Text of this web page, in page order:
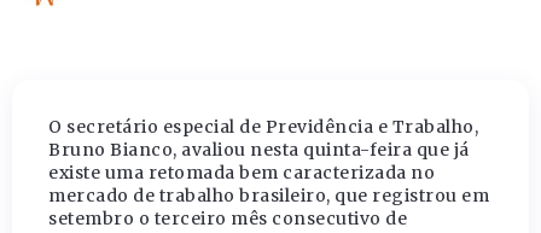
O secretário especial de Previdência e Trabalho,
Bruno Bianco, avaliou nesta quinta-feira que já
existe uma retomada bem caracterizada no
mercado de trabalho brasileiro, que registrou em
setembro o terceiro mês consecutivo de